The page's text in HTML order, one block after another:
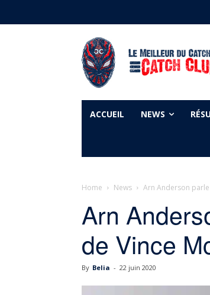
ACCUEIL NEWS
Home News Arn Anderson
Arn
de Vince
By Belia - 22 juin 2020